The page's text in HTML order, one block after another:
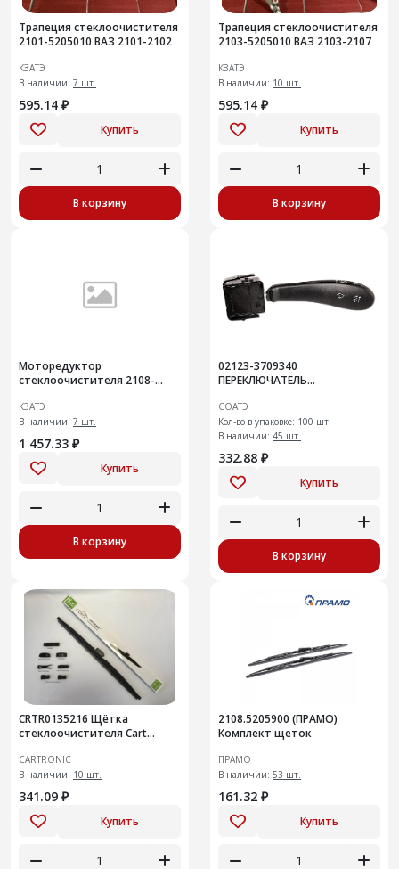
Трапеция стеклоочистителя
2101-5205010 ВАЗ 2101-2102
КЗАТЭ
В наличии: 7 шт.
595.14 ₽
Купить
В корзину
Трапеция стеклоочистителя
2103-5205010 ВАЗ 2103-2107
КЗАТЭ
В наличии: 10 шт.
595.14 ₽
Купить
В корзину
Моторедуктор
стеклоочистителя 2108-
2113-2115 (вал 12мм)
КЗАТЭ
В наличии: 7 шт.
1 457.33 ₽
Купить
В корзину
02123-3709340
ПЕРЕКЛЮЧАТЕЛЬ
СОАТЭ
Кол-во в упаковке: 100 шт.
В наличии: 45 шт.
332.88 ₽
Купить
В корзину
CRTR0135216 Щётка
стеклоочистителя Cart
набор адаптеров других
типо
CARTRONIC
В наличии: 10 шт.
341.09 ₽
Купить
2108.5205900 (ПРАМО)
Комплект щеток
ПРАМО
В наличии: 53 шт.
161.32 ₽
Купить